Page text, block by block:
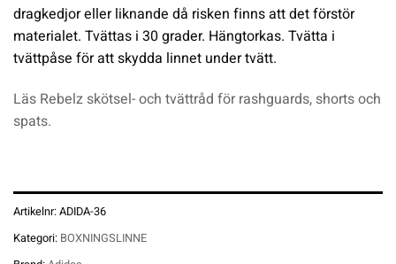
dragkedjor eller liknande då risken finns att det förstör
materialet. Tvättas i 30 grader. Hängtorkas. Tvätta i
tvättpåse för att skydda linnet under tvätt.
Läs Rebelz skötsel- och tvättråd för rashguards, shorts och
spats.
Artikelnr:ADIDA-36
Kategori: BOXNINGSLINNE